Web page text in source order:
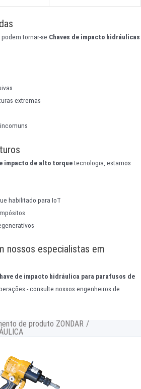
podem tornar-se Chaves de impacto hidráulicas
extremas
impacto de alto torquetecnologia, estamos
habilitado para IoT
nossos especialistas em
de impacto hidráulica para parafusos de
- consulte nossos engenheiros de
de produto ZONDAR /